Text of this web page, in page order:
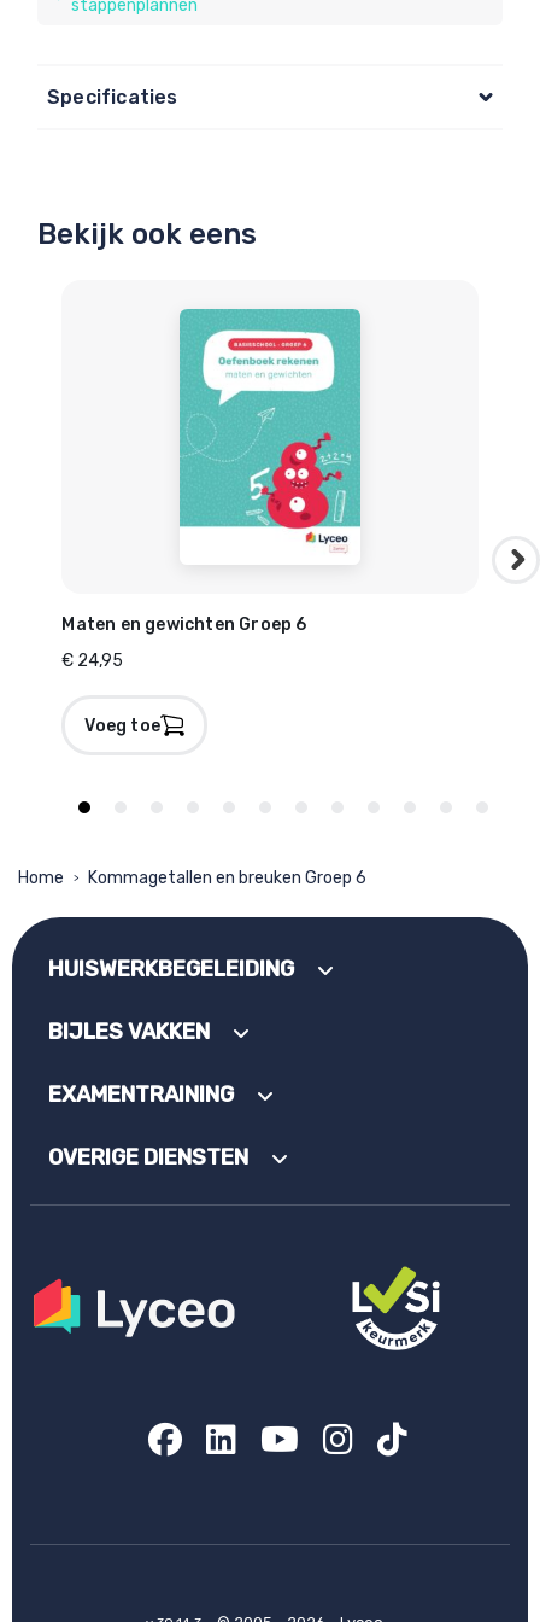
stappenplannen
Specificaties
Bekijk ook eens
Maten en gewichten Groep 6
€ 24,95
Voeg toe
Home > Kommagetallen en breuken Groep 6
HUISWERKBEGELEIDING
BIJLES VAKKEN
EXAMENTRAINING
OVERIGE DIENSTEN
Facebook
LinkedIn
YouTube
Instagram
TikTok